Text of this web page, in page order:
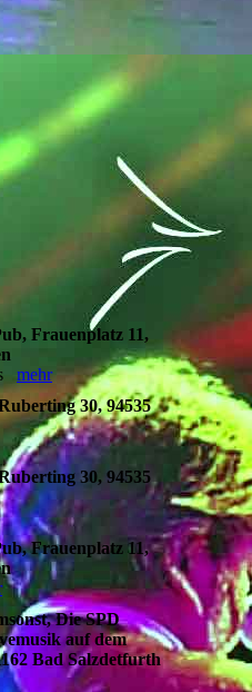
Frauenplatz 11,
mehr
30, 94535
30, 94535
Frauenplatz 11,
Die SPD
auf dem
Bad Salzdetfurth